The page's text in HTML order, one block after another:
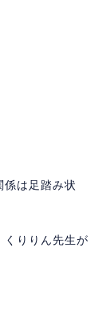
係は足踏み状
くりりん先生が